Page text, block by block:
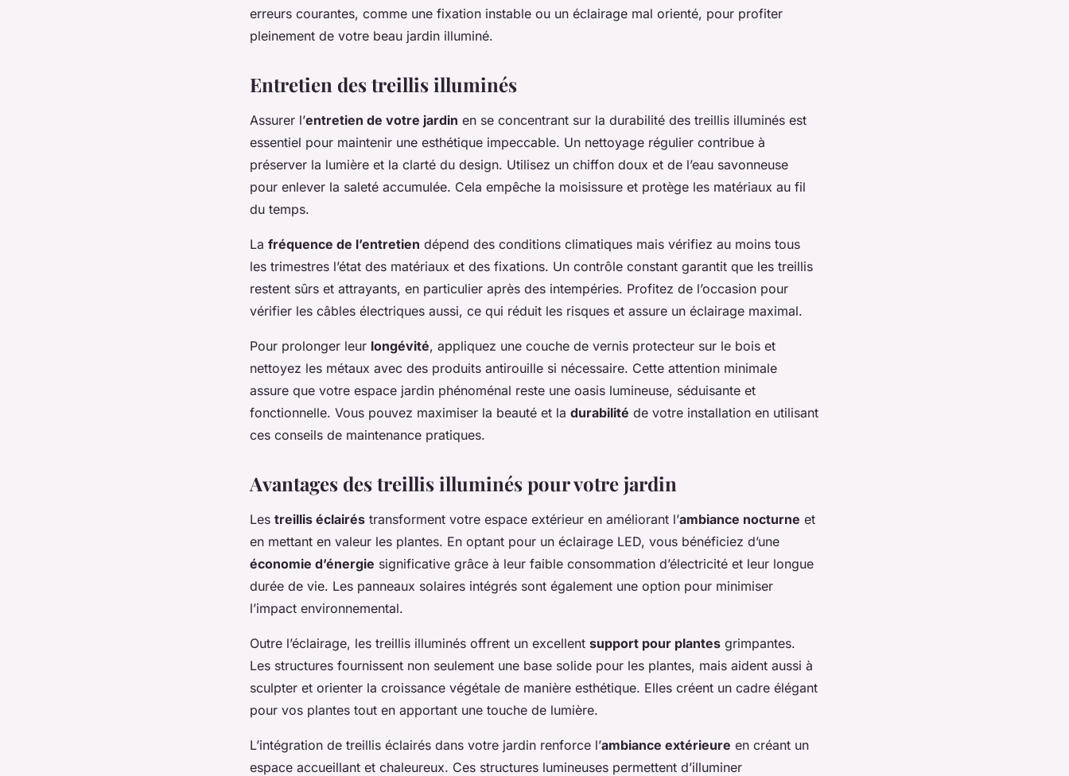
erreurs courantes, comme une fixation instable ou un éclairage mal orienté, pour profiter
pleinement de votre beau jardin illuminé.
Entretien des treillis illuminés
Assurer l’entretien de votre jardin en se concentrant sur la durabilité des treillis illuminés est
essentiel pour maintenir une esthétique impeccable. Un nettoyage régulier contribue à
préserver la lumière et la clarté du design. Utilisez un chiffon doux et de l’eau savonneuse
pour enlever la saleté accumulée. Cela empêche la moisissure et protège les matériaux au fil
du temps.
La fréquence de l’entretien dépend des conditions climatiques mais vérifiez au moins tous
les trimestres l’état des matériaux et des fixations. Un contrôle constant garantit que les treillis
restent sûrs et attrayants, en particulier après des intempéries. Profitez de l’occasion pour
vérifier les câbles électriques aussi, ce qui réduit les risques et assure un éclairage maximal.
Pour prolonger leur longévité, appliquez une couche de vernis protecteur sur le bois et
nettoyez les métaux avec des produits antirouille si nécessaire. Cette attention minimale
assure que votre espace jardin phénoménal reste une oasis lumineuse, séduisante et
fonctionnelle. Vous pouvez maximiser la beauté et la durabilité de votre installation en utilisant
ces conseils de maintenance pratiques.
Avantages des treillis illuminés pour votre jardin
Les treillis éclairés transforment votre espace extérieur en améliorant l’ambiance nocturne et
en mettant en valeur les plantes. En optant pour un éclairage LED, vous bénéficiez d’une
économie d’énergie significative grâce à leur faible consommation d’électricité et leur longue
durée de vie. Les panneaux solaires intégrés sont également une option pour minimiser
l’impact environnemental.
Outre l’éclairage, les treillis illuminés offrent un excellent support pour plantes grimpantes.
Les structures fournissent non seulement une base solide pour les plantes, mais aident aussi à
sculpter et orienter la croissance végétale de manière esthétique. Elles créent un cadre élégant
pour vos plantes tout en apportant une touche de lumière.
L’intégration de treillis éclairés dans votre jardin renforce l’ambiance extérieure en créant un
espace accueillant et chaleureux. Ces structures lumineuses permettent d’illuminer